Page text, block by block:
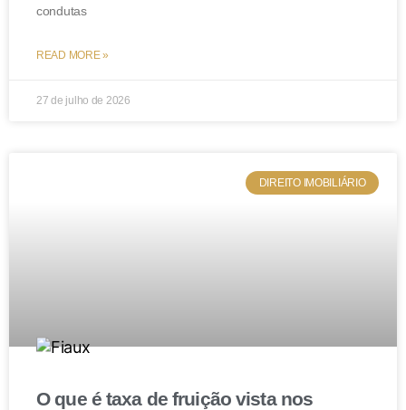
condutas
READ MORE »
27 de julho de 2026
DIREITO IMOBILIÁRIO
O que é taxa de fruição vista nos